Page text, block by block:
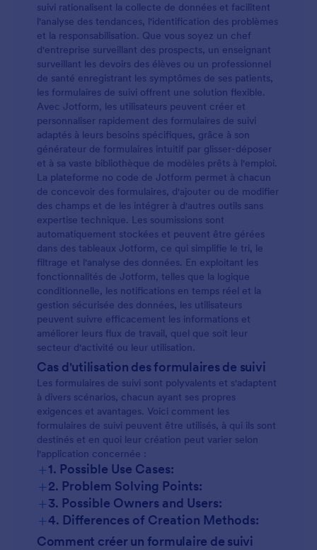
suivi rationalisent la collecte de données et facilitent
l'analyse des tendances, l'identification des problèmes
et la responsabilisation. Que vous soyez un chef
d'entreprise surveillant des prospects, un enseignant
surveillant les devoirs des élèves ou un professionnel
de santé enregistrant les symptômes de ses patients,
les formulaires de suivi offrent une solution flexible.
Avec Jotform, les utilisateurs peuvent créer et
personnaliser rapidement des formulaires de suivi
adaptés à leurs besoins spécifiques, grâce à son
générateur de formulaires intuitif par glisser-déposer
et à sa vaste bibliothèque de modèles prêts à l'emploi.
La plateforme no code de Jotform permet à chacun
de concevoir des formulaires, d'ajouter ou de modifier
des champs et de les intégrer à d'autres outils sans
expertise technique. Les soumissions sont
automatiquement stockées et peuvent être gérées
dans des tableaux Jotform, ce qui simplifie le tri, le
filtrage et l'analyse des données. En exploitant les
fonctionnalités de Jotform, telles que la logique
conditionnelle, les notifications en temps réel et la
gestion sécurisée des données, les utilisateurs
peuvent suivre efficacement les informations et
améliorer leurs flux de travail, quel que soit leur
secteur d'activité ou leur utilisation.
Cas d'utilisation des formulaires de suivi
Les formulaires de suivi sont polyvalents et s'adaptent
à divers scénarios, chacun ayant ses propres
exigences et avantages. Voici comment les
formulaires de suivi peuvent être utilisés, à qui ils sont
destinés et en quoi leur création peut varier selon
l'application concernée :
+1. Possible Use Cases:
+2. Problem Solving Points:
+3. Possible Owners and Users:
+4. Differences of Creation Methods:
Suivi des stocks :
Comment créer un formulaire de suivi